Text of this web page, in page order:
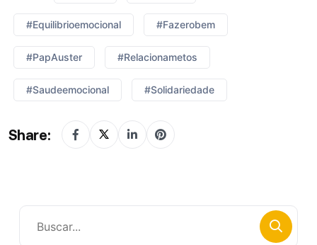
#equilibrioemocional #fazerobem
#PapAuster #relacionametos
#saudeemocional #solidariedade
Share: